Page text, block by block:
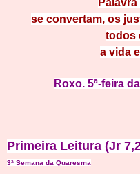
se convertam, os
todos
a vida
Roxo. 5ª-feira
Primeira Leitura (Jr
3ª Semana da Quaresma